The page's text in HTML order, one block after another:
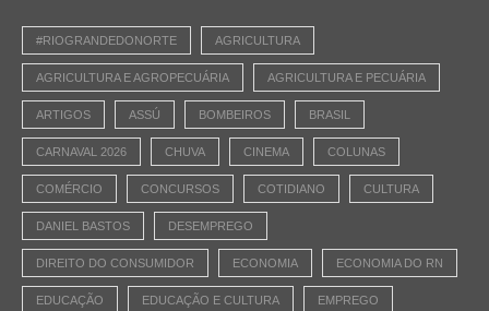
#RIOGRANDEDONORTE AGRICULTURA
AGRICULTURA E AGROPECUÁRIA AGRICULTURA E PECUÁRIA
ARTIGOS ASSÚ BOMBEIROS BRASIL
CARNAVAL 2026 CHUVA CINEMA COLUNAS
COMÉRCIO CONCURSOS COTIDIANO CULTURA
DANIEL BASTOS DESEMPREGO
DIREITO DO CONSUMIDOR ECONOMIA ECONOMIA DO RN
EDUCAÇÃO EDUCAÇÃO E CULTURA EMPREGO